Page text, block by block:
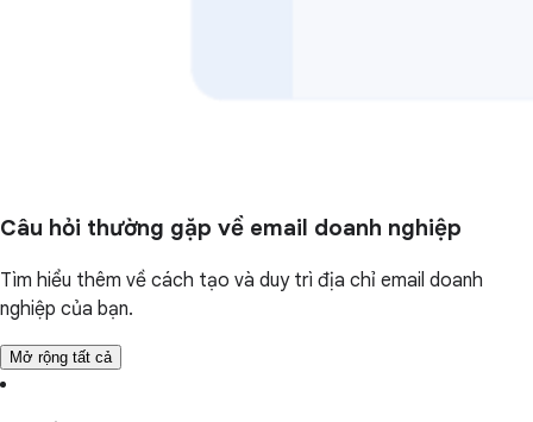
Câu hỏi thường gặp về email doanh nghiệp
Tìm hiểu thêm về cách tạo và duy trì địa chỉ email doanh
nghiệp của bạn.
Mở rộng tất cả